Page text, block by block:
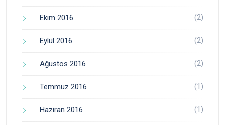
Ekim 2016 (2)
Eylül 2016 (2)
Ağustos 2016 (2)
Temmuz 2016 (1)
Haziran 2016 (1)